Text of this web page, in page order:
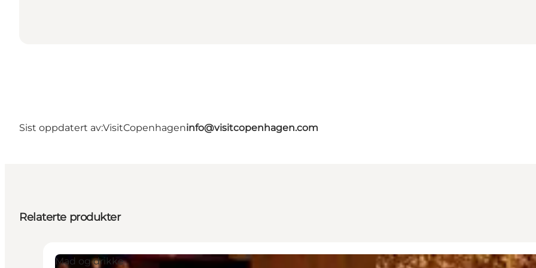
Sist oppdatert av:VisitCopenhageninfo@visitcopenhagen.com
Relaterte produkter
Mad og drikke